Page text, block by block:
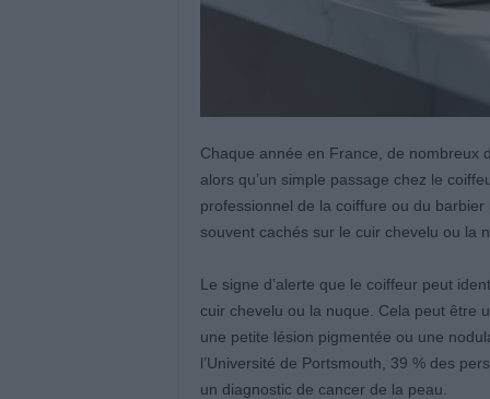
Chaque année en France, de nombreux
alors qu’un simple passage chez le
professionnel de la coiffure ou du
souvent cachés sur le cuir chevelu ou la
Le signe d’alerte que le coiffeur peut
cuir chevelu ou la nuque. Cela peut être
une petite lésion pigmentée ou une
l’Université de Portsmouth, 39 % des
un diagnostic de cancer de la peau.